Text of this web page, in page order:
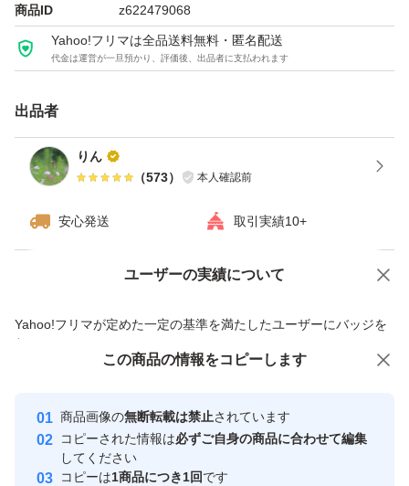
商品ID z622479068
Yahoo!フリマは全品送料無料・匿名配送
代金は運営が一旦預かり、評価後、出品者に支払われます
出品者
りん
（573） 本人確認前
安心発送 取引実績10+
ユーザーの実績について
Yahoo!フリマが定めた一定の基準を満たしたユーザーにバッジを
付与しています
安心取引出品者
心・安全なユーザーです
取引実績
価格の相談 商品への質問
この商品の情報をコピーします
商品画像の無断転載は禁止されています
コピーされた情報は必ずご自身の商品に合わせて編集
してください
コピーは1商品につき1回です
この商品をみている人にオススメ